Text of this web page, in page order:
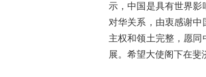
示，中国是具有世界
对华关系，由衷感谢
主权和领土完整，愿
展。希望大使阁下在斐